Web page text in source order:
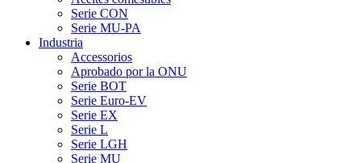
Serie CON
Serie MU-PA
Industria
Accessorios
Aprobado por la ONU
Serie BOT
Serie Euro-EV
Serie EX
Serie L
Serie LGH
Serie MU